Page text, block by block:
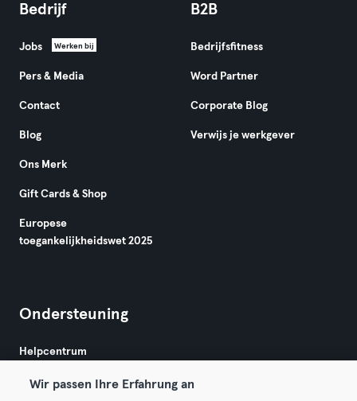
Bedrijf
Jobs Werken bij
Pers & Media
Contact
Blog
Ons Merk
Gift Cards & Shop
Europese
toegankelijkheidswet 2025
B2B
Bedrijfsfitness
Word Partner
Corporate Blog
Verwijs je werkgever
Ondersteuning
Helpcentrum
Wir passen Ihre Erfahrung an